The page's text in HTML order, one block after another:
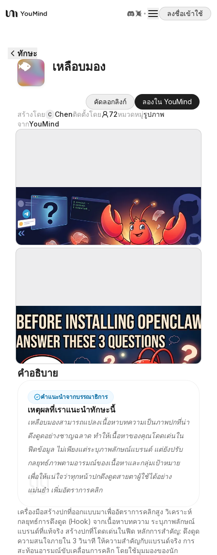
YouMind
ลงชื่อเข้าใช้
กรณีการใช้งาน
ดาวน์โหลด
บล็อก
ทักษะ
เหลือบมอง
คัดลอกลิงก์
ลองใน YouMind
สร้างโดย
C Chenติดตั้งโดย 72หมวดหมู่รูปภาพ
จากYouMind
คำอธิบาย
คำแนะนำจากบรรณาธิการ
เหตุผลที่เราแนะนำทักษะนี้
เหลือบมองสามารถแปลงเนื้อหาบทความเป็นภาพปกที่น่า
ดึงดูดอย่างชาญฉลาด ทำให้เนื้อหาของคุณโดดเด่นใน
ฟีดข้อมูล ไม่เพียงแต่ระบุภาพลักษณ์แบรนด์ แต่ยังปรับ
กลยุทธ์ภาพตามอารมณ์ของเนื้อหาและกลุ่มเป้าหมาย
เพื่อให้แน่ใจว่าทุกหน้าปกดึงดูดสายตาผู้ใช้ได้อย่าง
แม่นยำ เพิ่มอัตราการคลิก
เครื่องมือสร้างปกที่ออกแบบมาเพื่ออัตราการคลิกสูง วิเคราะห์
กลยุทธ์การดึงดูด (Hook) จากเนื้อหาบทความ ระบุภาพลักษณ์
แบรนด์ที่แท้จริง สร้างปกที่โดดเด่นในฟีด หลักการสำคัญ: ดึงดูด
ความสนใจภายใน 3 วินาที ให้ความสำคัญกับแบรนด์จริง การ
สะท้อนอารมณ์ขับเคลื่อนการคลิก โดยใช้มุมมองของนัก